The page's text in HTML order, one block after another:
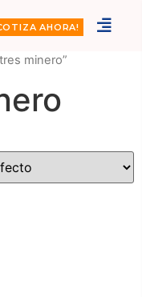
AHORA!
minero”